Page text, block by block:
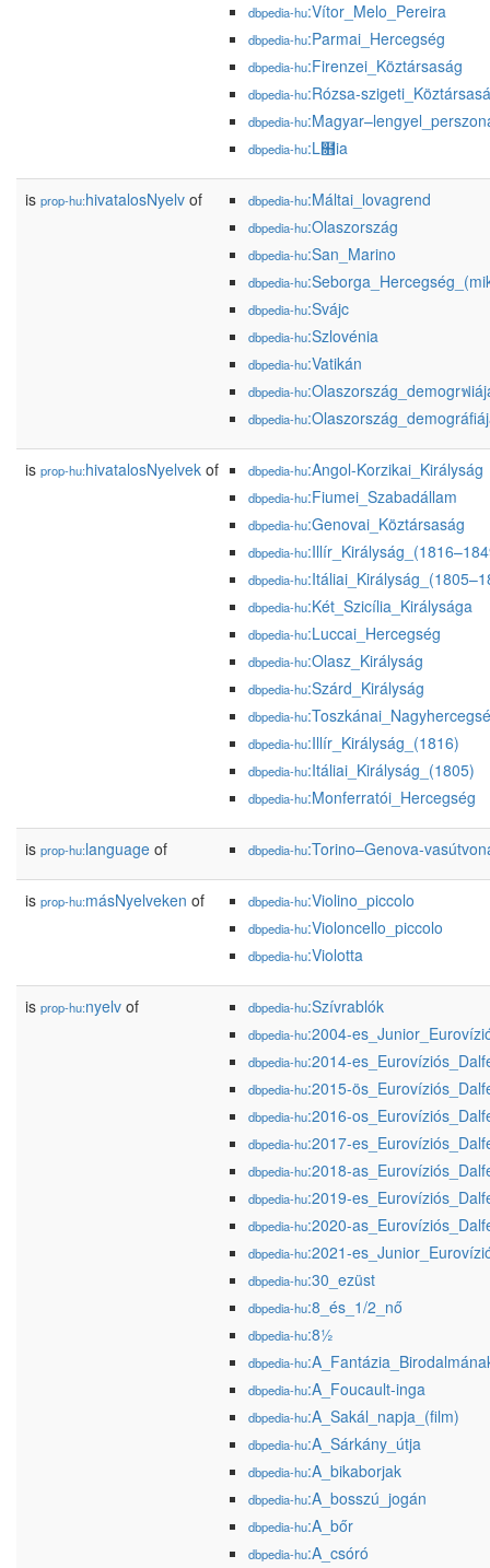
dbpedia-hu:Vítor_Melo_Pereira
dbpedia-hu:Parmai_Hercegség
dbpedia-hu:Firenzei_Köztársaság
dbpedia-hu:Rózsa-
dbpedia-hu
dbpedia-hu:L໛ia
is prop-hu:hivatalosNyelv of dbpedia-hu:Máltai_lovagrend
dbpedia-hu:Olaszország
dbpedia-hu:San_Marino
dbpedia-hu
dbpedia-hu:Svájc
dbpedia-hu:Szlovénia
dbpedia-hu:Vatikán
dbpedia-hu:Olaszország_demogrฟ
dbpedia-hu
is prop-hu:hivatalosNyelvek of dbpedia-hu:Angol-Korzikai_Királyság
dbpedia-hu:Fiumei_Szabadállam
dbpedia-hu:Genovai_Köztársaság
dbpedia-hu
dbpedia-hu
dbpedia-hu:Két_Szicília_Királysága
dbpedia-hu:Luccai_Hercegség
dbpedia-hu:Olasz_Királyság
dbpedia-hu:Szárd_Királyság
dbpedia-hu
dbpedia-hu:Illír_Királyság_(1816)
dbpedia-hu:Itáliai_Királyság_(1805)
dbpedia-hu:Monferratói_Hercegség
is prop-hu:language of dbpedia-hu:Torino–Genova-
is prop-hu:másNyelveken of dbpedia-hu:Violino_piccolo
dbpedia-hu:Violoncello_piccolo
dbpedia-hu:Violotta
is prop-hu:nyelv of dbpedia-hu:Szívrablók
dbpedia-hu:2004-
dbpedia-hu:2014-
dbpedia-hu:2015-
dbpedia-hu:2016-
dbpedia-hu:2017-
dbpedia-hu:2018-
dbpedia-hu:2019-
dbpedia-hu:2020-
dbpedia-hu:2021-
dbpedia-hu:30_ezüst
dbpedia-hu:8_és_1/2_nő
dbpedia-hu:8½
dbpedia-hu
dbpedia-hu:A_Foucault-inga
dbpedia-hu:A_Sakál_napja_(film)
dbpedia-hu:A_Sárkány_útja
dbpedia-hu:A_bikaborjak
dbpedia-hu:A_bosszú_jogán
dbpedia-hu:A_bőr
dbpedia-hu:A_csóró